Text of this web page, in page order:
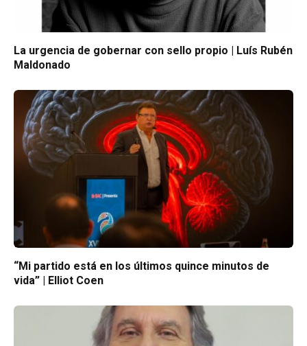
La urgencia de gobernar con sello propio | Luís Rubén
Maldonado
“Mi partido está en los últimos quince minutos de
vida” | Elliot Coen